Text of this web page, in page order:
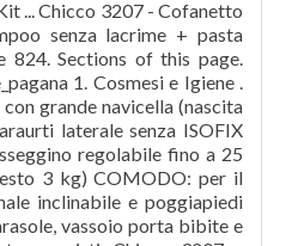
... Chicco 3207 - Cofanetto
senza lacrime + pasta
824. Sections of this page.
1. Cosmesi e Igiene .
grande navicella (nascita
laterale senza ISOFIX
regolabile fino a 25
3 kg) COMODO: per il
inclinabile e poggiapiedi
vassoio porta bibite e